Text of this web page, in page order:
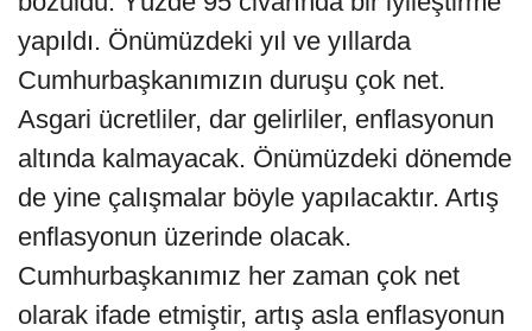
yapıldı. Önümüzdeki yıl ve yıllarda
Cumhurbaşkanımızın duruşu çok net.
Asgari ücretliler, dar gelirliler, enflasyonun
altında kalmayacak. Önümüzdeki dönemde
de yine çalışmalar böyle yapılacaktır. Artış
enflasyonun üzerinde olacak.
Cumhurbaşkanımız her zaman çok net
olarak ifade etmiştir, artış asla enflasyonun